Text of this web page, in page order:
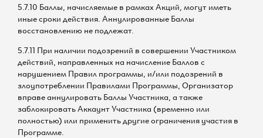
5.7.10 Баллы, начисляемые в рамках Акций, могут иметь
иные сроки действия. Аннулированные Баллы
восстановлению не подлежат.
5.7.11 При наличии подозрений в совершении Участником
действий, направленных на начисление Баллов с
нарушением Правил программы, и/или подозрений в
злоупотреблении Правилами Программы, Организатор
вправе аннулировать Баллы Участника, а также
заблокировать Аккаунт Участника (временно или
полностью) или применить другие ограничения участия в
Программе.